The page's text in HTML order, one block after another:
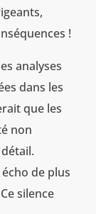
!
analyses
dans les
que les
non
de plus
silence